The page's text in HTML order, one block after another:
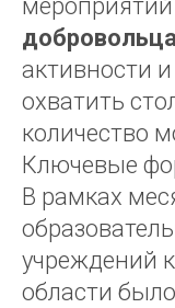
добровольца
активности
охватить
количество
Ключевые
В рамках
учреждений
области